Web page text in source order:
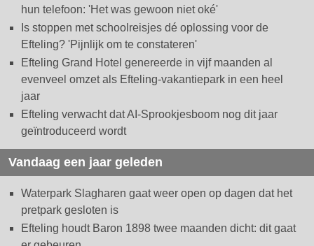
hun telefoon: 'Het was gewoon niet oké'
Is stoppen met schoolreisjes dé oplossing voor de
Efteling? 'Pijnlijk om te constateren'
Efteling Grand Hotel genereerde in vijf maanden al
evenveel omzet als Efteling-vakantiepark in een heel
jaar
Efteling verwacht dat AI-Sprookjesboom nog dit jaar
geïntroduceerd wordt
Vandaag een jaar geleden
Waterpark Slagharen gaat weer open op dagen dat het
pretpark gesloten is
Efteling houdt Baron 1898 twee maanden dicht: dit gaat